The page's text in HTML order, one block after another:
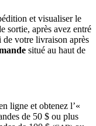
et visualiser le
sortie, après avez entré
votre livraison après
situé au haut de
ligne et obtenez l’«
de 50 $ ou plus